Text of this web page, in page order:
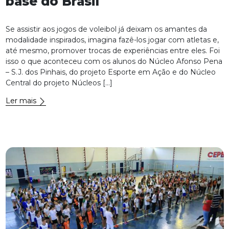
Se assistir aos jogos de voleibol já deixam os amantes da
modalidade inspirados, imagina fazê-los jogar com atletas e,
até mesmo, promover trocas de experiências entre eles. Foi
isso o que aconteceu com os alunos do Núcleo Afonso Pena
– S.J. dos Pinhais, do projeto Esporte em Ação e do Núcleo
Central do projeto Núcleos […]
Ler mais